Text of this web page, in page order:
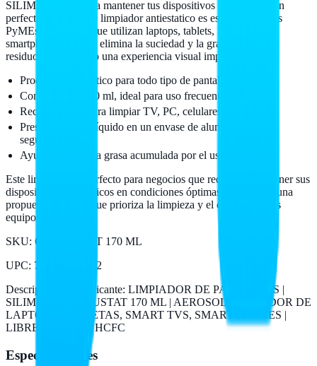
SILIMEX, ideal para mantener tus dispositivos electrónicos en
perfecto estado. Este limpiador antiestatico es esencial para las
PyMEs mexicanas que utilizan laptops, tablets, Smart TVs y
smartphones, ya que elimina la suciedad y la grasa sin dejar
residuos, asegurando una experiencia visual impecable.
Producto antiestatico para todo tipo de pantallas.
Contenido de 170 ml, ideal para uso frecuente.
Recomendado para limpiar TV, PC, celulares y laptops.
Presentación en líquido en un envase de aluminio de alta
seguridad.
Ayuda a repeler la grasa acumulada por el uso diario.
Este limpiador es perfecto para negocios que requieren mantener sus
dispositivos electrónicos en condiciones óptimas, ofreciendo una
propuesta de valor que prioriza la limpieza y el cuidado de tus
equipos.
SKU: COMPUSTAT 170 ML
UPC: 750300219652
Descripción del fabricante: LIMPIADOR DE PANTALLAS |
SILIMEX | COMPUSTAT 170 ML | AEROSOL LIMPIADOR DE
LAPTOPS, TABLETAS, SMART TVS, SMART PHONES |
LIBRE DE CFC Y HCFC
Especificaciones